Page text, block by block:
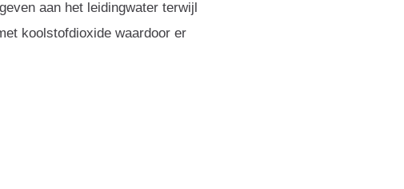
aan het leidingwater terwijl
koolstofdioxide waardoor er